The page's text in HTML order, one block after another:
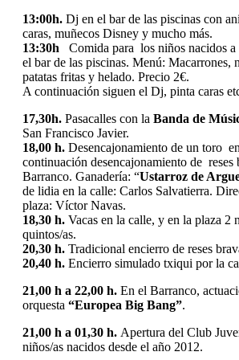
13:00h. Dj en el bar de las piscinas con
caras, muñecos Disney y mucho más.
13:30h Comida para los niños nacidos a
el bar de las piscinas. Menú: Macarrones,
patatas fritas y helado. Precio 2€.
A continuación siguen el Dj, pinta caras
17,30h. Pasacalles con la Banda de
San Francisco Javier.
18,00 h. Desencajonamiento de un toro
continuación desencajonamiento de reses
Barranco. Ganadería: “Ustarroz de
de lidia en la calle: Carlos Salvatierra.
plaza: Víctor Navas.
18,30 h. Vacas en la calle, y en la plaza 2
quintos/as.
20,30 h. Tradicional encierro de reses
20,40 h. Encierro simulado txiqui por la
21,00 h a 22,00 h. En el Barranco,
orquesta “Europea Big Bang”.
21,00 h a 01,30 h. Apertura del Club
niños/as nacidos desde el año 2012.